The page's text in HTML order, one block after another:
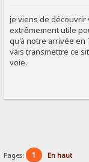
je viens de
extrêmement utile
qu'à notre arrivée en
vais transmettre ce
voie.
Pages: 1 En haut